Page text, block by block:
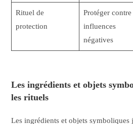
Rituel de
protection
Protéger contre
influences
négatives
Les ingrédients et objets
les rituels
Les ingrédients et objets